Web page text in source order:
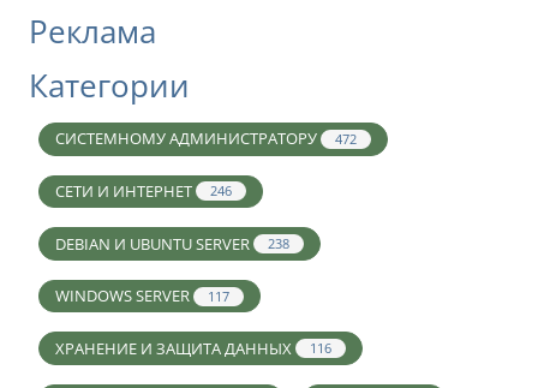
Реклама
Категории
СИСТЕМНОМУ АДМИНИСТРАТОРУ 472
СЕТИ И ИНТЕРНЕТ 246
DEBIAN И UBUNTU SERVER 238
WINDOWS SERVER 117
ХРАНЕНИЕ И ЗАЩИТА ДАННЫХ 116